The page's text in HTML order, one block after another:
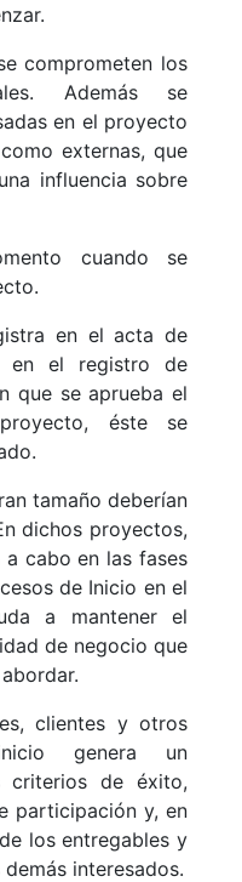
comprometen los
Además se
en el proyecto
externas, que
influencia sobre
cuando se
en el acta de
en el registro de
que se aprueba el
éste se
tamaño deberían
dichos proyectos,
cabo en las fases
de Inicio en el
a mantener el
de negocio que
clientes y otros
genera un
criterios de éxito,
participación y, en
los entregables y
interesados.